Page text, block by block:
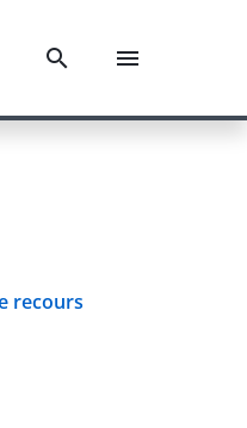
recours